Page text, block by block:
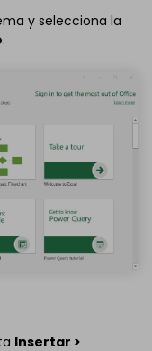
y selecciona la
.
Insertar >